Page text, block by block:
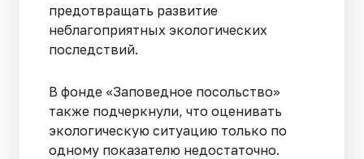
предотвращать развитие
неблагоприятных экологических
последствий.
В фонде «Заповедное посольство»
также подчеркнули, что оценивать
экологическую ситуацию только по
одному показателю недостаточно.